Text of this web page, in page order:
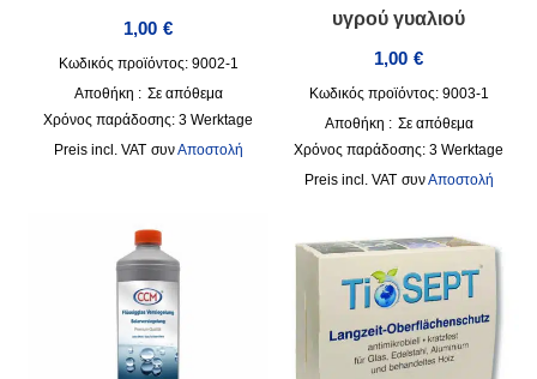
1,00 €
Κωδικός προϊόντος: 9002-1
Αποθήκη : Σε απόθεμα
Χρόνος παράδοσης: 3 Werktage
incl. VAT συνΑποστολή
υγρού γυαλιού
1,00 €
Κωδικός προϊόντος: 9003-1
Αποθήκη : Σε απόθεμα
Χρόνος παράδοσης: 3 Werktage
incl. VAT συνΑποστολή